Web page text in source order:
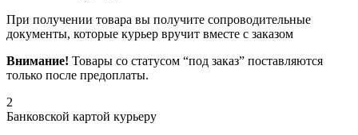
При получении товара вы получите сопроводительные
документы, которые курьер вручит вместе с заказом
Внимание! Товары со статусом “под заказ” поставляются
только после предоплаты.
2
Банковской картой курьеру